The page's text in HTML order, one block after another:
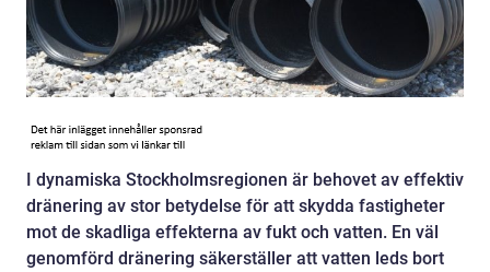
I dynamiska Stockholmsregionen är behovet av effektiv
dränering av stor betydelse för att skydda fastigheter
mot de skadliga effekterna av fukt och vatten. En väl
genomförd dränering säkerställer att vatten leds bort